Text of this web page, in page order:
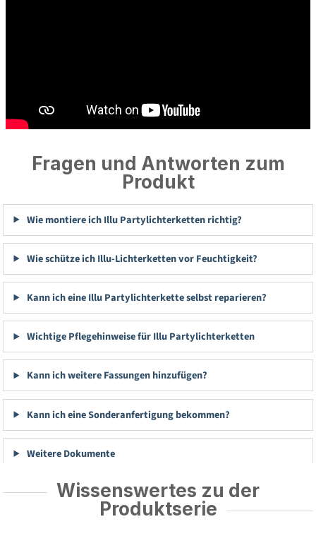
Fragen und Antworten zum
Produkt
Wie montiere ich Illu Partylichterketten richtig?
Wie schütze ich Illu-Lichterketten vor Feuchtigkeit?
Kann ich eine Illu Partylichterkette selbst reparieren?
Wichtige Pflegehinweise für Illu Partylichterketten
Kann ich weitere Fassungen hinzufügen?
Kann ich eine Sonderanfertigung bekommen?
Weitere Dokumente
Wissenswertes zu der
Produktserie